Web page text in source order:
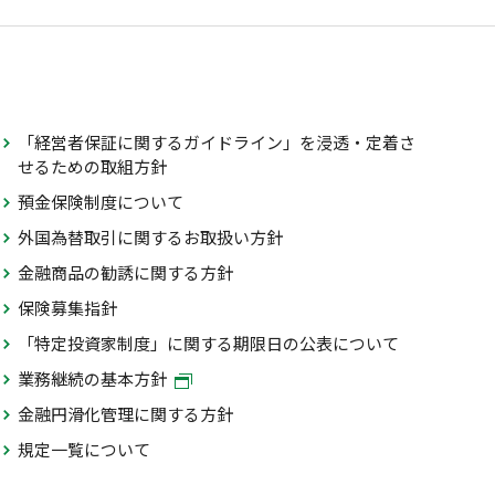
「経営者保証に関するガイドライン」を浸透・定着さ
せるための取組方針
預金保険制度について
外国為替取引に関するお取扱い方針
金融商品の勧誘に関する方針
保険募集指針
「特定投資家制度」に関する期限日の公表について
業務継続の基本方針
金融円滑化管理に関する方針
規定一覧について